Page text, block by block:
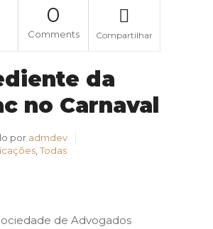
0
Comments Compartilhar
da
no Carnaval
por admdev
Todas
de Advogados